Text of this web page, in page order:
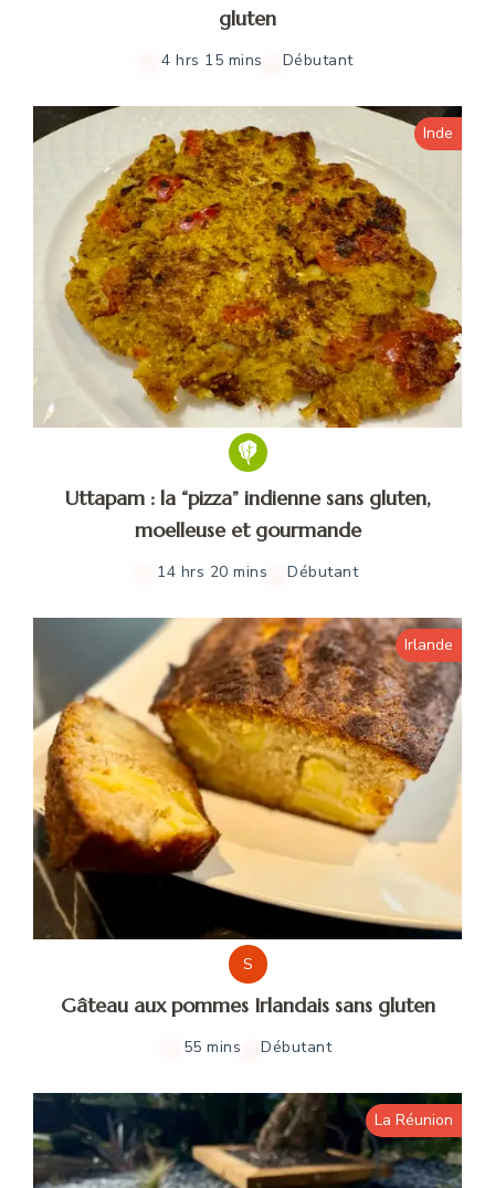
gluten
4 hrs 15 mins Débutant
Inde
Uttapam : la “pizza” indienne sans gluten,
moelleuse et gourmande
14 hrs 20 mins Débutant
Irlande
S
Gâteau aux pommes Irlandais sans gluten
55 mins Débutant
La Réunion